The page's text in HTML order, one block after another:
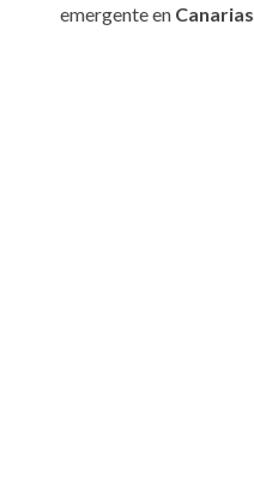
emergente en Canarias